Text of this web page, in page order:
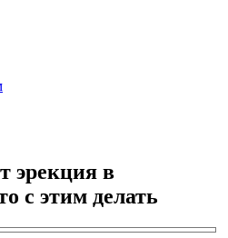
эрекция в
с этим делать